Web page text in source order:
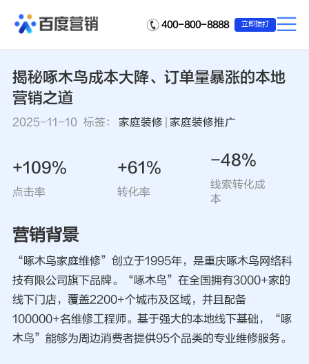
400-800-8888 立即拨打
揭秘啄木鸟成本大降、订单量暴涨的本地
营销之道
2025-11-10 标签： 家庭装修 家庭装修推广
+109%
点击率
+61%
转化率
-48%
线索转化成
本
营销背景
“啄木鸟家庭维修”创立于1995年，是重庆啄木鸟网络科
技有限公司旗下品牌。“啄木鸟”在全国拥有3000+家的
线下门店，覆盖2200+个城市及区域，并且配备
100000+名维修工程师。基于强大的本地线下基础，“啄
木鸟”能够为周边消费者提供95个品类的专业维修服务。